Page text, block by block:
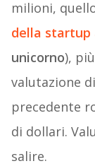
milioni,
della startup
unicorno),
valutazione
precedente
di dollari.
salire.